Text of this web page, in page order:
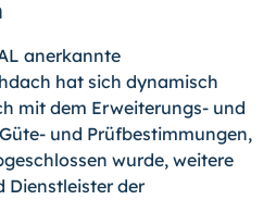
anerkannte
hat sich dynamisch
mit dem Erweiterungs- und
und Prüfbestimmungen,
wurde, weitere
Dienst­leister der